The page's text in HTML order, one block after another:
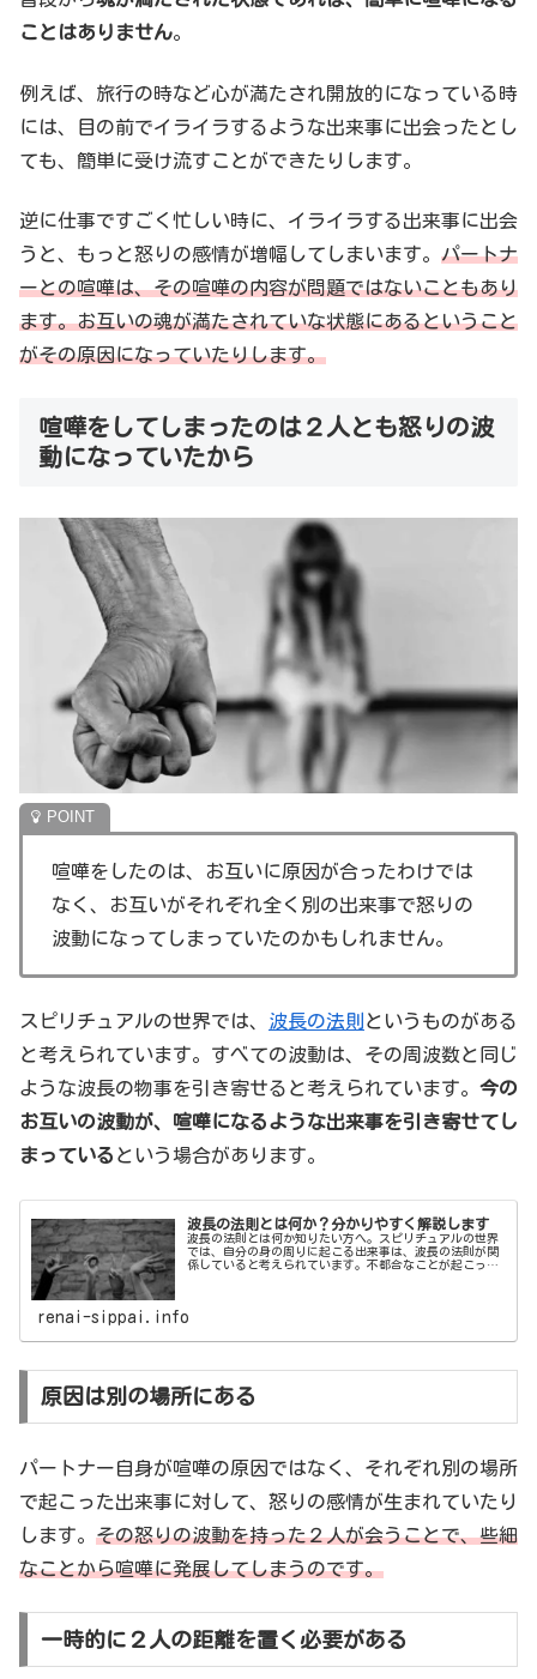
ことはありません。
例えば、旅行の時など心が満たされ開放的になっている時
には、目の前でイライラするような出来事に出会ったとし
ても、簡単に受け流すことができたりします。
逆に仕事ですごく忙しい時に、イライラする出来事に出会
うと、もっと怒りの感情が増幅してしまいます。 パートナ
ーとの喧嘩は、その喧嘩の内容が問題ではないこともあり
ます。お互いの魂が満たされていな状態にあるということ
がその原因になっていたりします。
喧嘩をしてしまったのは２人とも怒りの波
動になっていたから
喧嘩をしたのは、お互いに原因が合ったわけでは
なく、お互いがそれぞれ全く別の出来事で怒りの
波動になってしまっていたのかもしれません。
スピリチュアルの世界では、 波長の法則 というものがある
と考えられています。すべての波動は、その周波数と同じ
ような波長の物事を引き寄せると考えられています。 今の
お互いの波動が、喧嘩になるような出来事を引き寄せてし
まっている という場合があります。
波長の法則とは何か？分かりやすく解説します
波長の法則とは何か知りたい方へ。スピリチュアルの世界
では、自分の身の周りに起こる出来事は、波長の法則が関
係していると考えられています。不都合なことが起こった
ます。
renai-sippai.info
原因は別の場所にある
パートナー自身が喧嘩の原因ではなく、それぞれ別の場所
で起こった出来事に対して、怒りの感情が生まれていたり
します。 その怒りの波動を持った２人が会うことで、些細
なことから喧嘩に発展してしまうのです。
一時的に２人の距離を置く必要がある